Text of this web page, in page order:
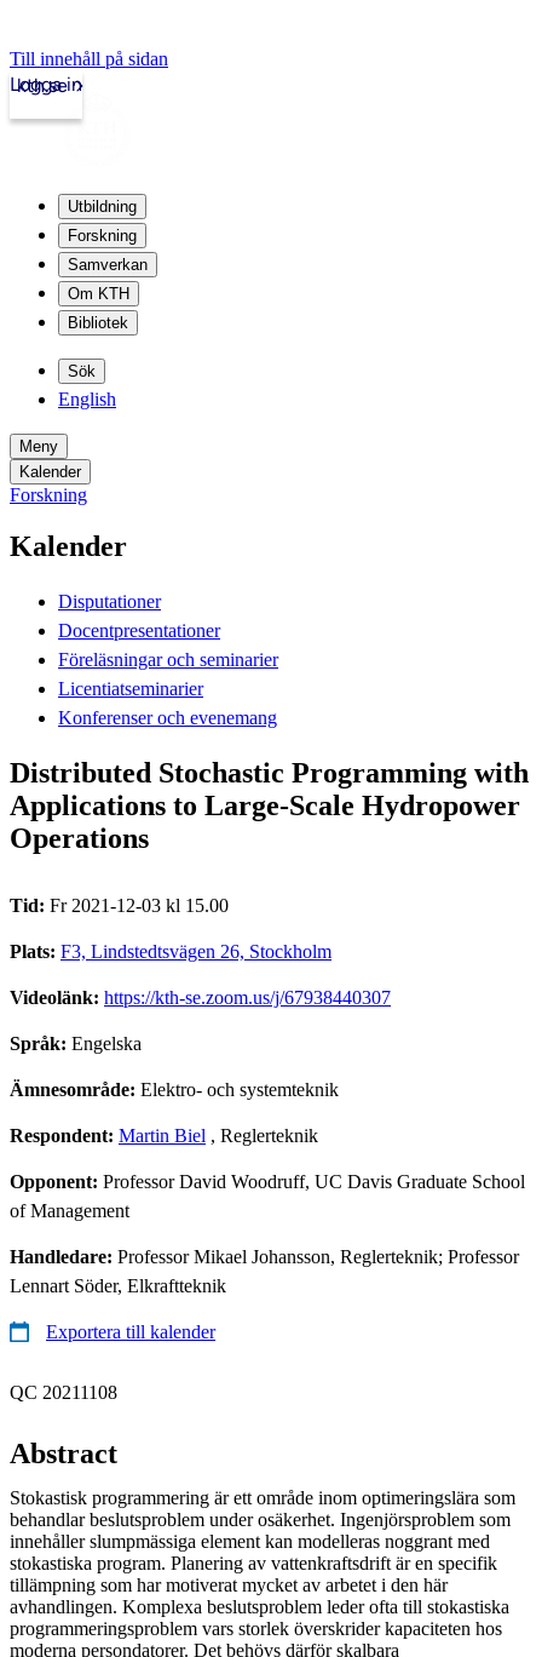
Till innehåll på sidan
kth.se
Logga in
Utbildning
Forskning
Samverkan
Om KTH
Bibliotek
Sök
English
Meny
Kalender
Forskning
Kalender
Disputationer
Docentpresentationer
Föreläsningar och seminarier
Licentiatseminarier
Konferenser och evenemang
Distributed Stochastic Programming with
Applications to Large-Scale Hydropower
Operations
Tid: Fr 2021-12-03 kl 15.00
Plats: F3, Lindstedtsvägen 26, Stockholm
Videolänk: https://kth-se.zoom.us/j/67938440307
Språk: Engelska
Ämnesområde: Elektro- och systemteknik
Respondent: Martin Biel , Reglerteknik
Opponent: Professor David Woodruff, UC Davis Graduate School
of Management
Handledare: Professor Mikael Johansson, Reglerteknik; Professor
Lennart Söder, Elkraftteknik
Exportera till kalender
QC 20211108
Abstract
Stokastisk programmering är ett område inom optimeringslära som
behandlar beslutsproblem under osäkerhet. Ingenjörsproblem som
innehåller slumpmässiga element kan modelleras noggrant med
stokastiska program. Planering av vattenkraftsdrift är en specifik
tillämpning som har motiverat mycket av arbetet i den här
avhandlingen. Komplexa beslutsproblem leder ofta till stokastiska
programmeringsproblem vars storlek överskrider kapaciteten hos
moderna persondatorer. Det behövs därför skalbara